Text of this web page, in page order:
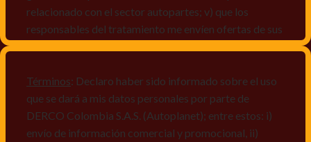
relacionado con el sector autopartes; v) que los
responsables del tratamiento me envíen ofertas de sus
mismos, vi) crear bases de datos de acuerdo a las
características y perfiles de los titulares de Datos
Personales, v) encuestas de satisfacción, vi) reportes
recall.
Términos: Declaro haber sido informado sobre el uso
que se dará a mis datos personales por parte de
DERCO Colombia S.A.S. (Autoplanet); entre estos: i)
envío de información comercial y promocional, ii)